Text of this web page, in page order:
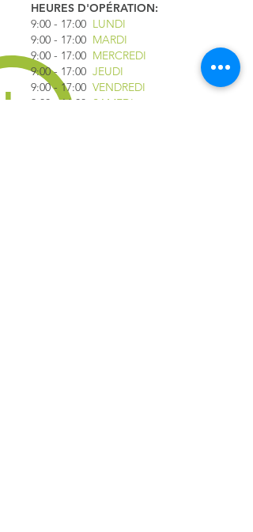
HEURES D'OPÉRATION:
9:00 - 17:00 LUNDI
9:00 - 17:00 MARDI
9:00 - 17:00 MERCREDI
9:00 - 17:00 JEUDI
9:00 - 17:00 VENDREDI
9:00 - 16:00
SAMEDI